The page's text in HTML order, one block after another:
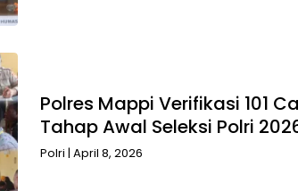
Polres Mappi Verifikasi 101
Tahap Awal Seleksi Polri
Polri |April 8, 2026